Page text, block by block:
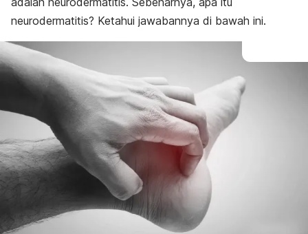
neurodermatitis? Ketahui jawabannya di bawah ini.